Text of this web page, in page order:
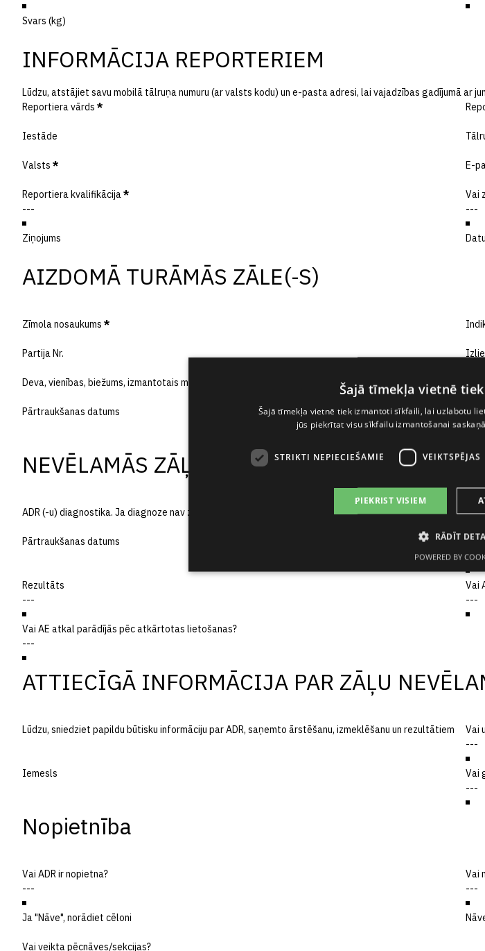
Svars (kg)
INFORMĀCIJA REPORTERIEM
Lūdzu, atstājiet savu mobilā tālruņa numuru (ar valsts kodu) un e-pasta adresi, lai vajadzības gadījumā ar
Reportiera vārds *
Iestāde
Valsts * E-
Reportiera kvalifikācija* Vai
Ziņojums
AIZDOMĀ TURĀMĀS ZĀLE(-S)
Zīmola nosaukums *
Partija Nr.
Deva, vienības, biežums, izmantotais maršruts
Pārtraukšanas datums
NEVĒLAMĀS ZĀĻU REAKCIJAS APRAKSTS
ADR (-u) diagnostika. Ja diagnoze nav zināma, norādiet simptomu(s)
Pārtraukšanas datums
Rezultāts Vai
Vai AE atkal parādījās pēc atkārtotas lietošanas?
ATTIECĪGĀ INFORMĀCIJA PAR ZĀĻU
Lūdzu, sniedziet papildu būtisku informāciju par ADR, saņemto ārstēšanu, izmeklēšanu un rezultātiem Vai
Iemesls Vai
Nopietnība
Vai ADR ir nopietna? Vai
Ja "Nāve", norādiet cēloni
Vai veikta pēcnāves/sekcijas?
Šajā tīmekļa vietnē
Šajā tīmekļa vietnē tiek izmantoti sīkfaili, lai uzlabotu
jūs piekrītat visu sīkfailu izmantošanai
STRIKTI NEPIECIEŠAMIE VEIKTSPĒJAS
PIEKRIST VISIEM
RĀDĪT
POWERED BY